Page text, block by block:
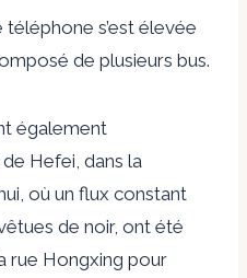
s’est élevée
de plusieurs bus.
également
Hefei, dans la
où un flux constant
de noir, ont été
rue Hongxing pour